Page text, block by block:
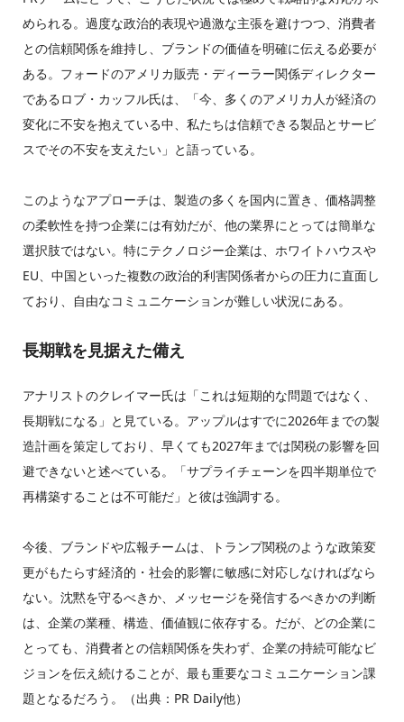
められる。過度な政治的表現や過激な主張を避けつつ、消費者
との信頼関係を維持し、ブランドの価値を明確に伝える必要が
ある。フォードのアメリカ販売・ディーラー関係ディレクター
であるロブ・カッフル氏は、「今、多くのアメリカ人が経済の
変化に不安を抱えている中、私たちは信頼できる製品とサービ
スでその不安を支えたい」と語っている。
このようなアプローチは、製造の多くを国内に置き、価格調整
の柔軟性を持つ企業には有効だが、他の業界にとっては簡単な
選択肢ではない。特にテクノロジー企業は、ホワイトハウスや
EU、中国といった複数の政治的利害関係者からの圧力に直面し
ており、自由なコミュニケーションが難しい状況にある。
長期戦を見据えた備え
アナリストのクレイマー氏は「これは短期的な問題ではなく、
長期戦になる」と見ている。アップルはすでに2026年までの製
造計画を策定しており、早くても2027年までは関税の影響を回
避できないと述べている。「サプライチェーンを四半期単位で
再構築することは不可能だ」と彼は強調する。
今後、ブランドや広報チームは、トランプ関税のような政策変
更がもたらす経済的・社会的影響に敏感に対応しなければなら
ない。沈黙を守るべきか、メッセージを発信するべきかの判断
は、企業の業種、構造、価値観に依存する。だが、どの企業に
とっても、消費者との信頼関係を失わず、企業の持続可能なビ
ジョンを伝え続けることが、最も重要なコミュニケーション課
題となるだろう。（出典：PR Daily他）